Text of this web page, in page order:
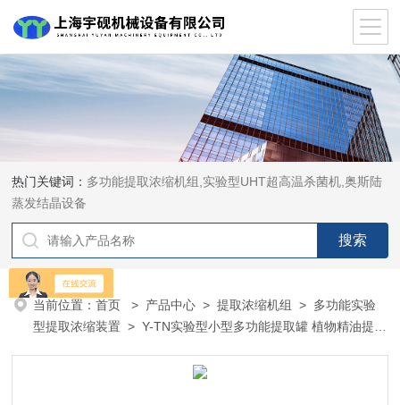
热门关键词： 多功能提取浓缩机组,实验型UHT超高温杀菌机,奥斯陆
蒸发结晶设备
当前位置：首页 > 产品中心 >提取浓缩机组 > 多功能实验
型提取浓缩装置 > Y-TN实验型小型多功能提取罐 植物精油提取